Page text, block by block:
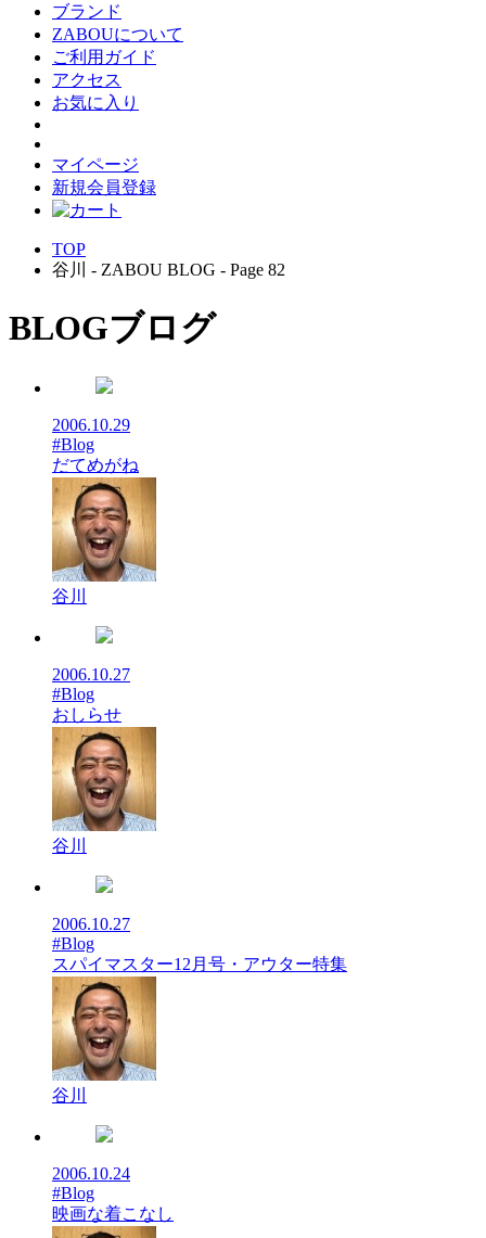
ブランド
ZABOUについて
ご利用ガイド
アクセス
お気に入り
マイページ
新規会員登録
TOP
谷川 - ZABOU BLOG - Page 82
BLOGブログ
2006.10.29
#Blog
だてめがね
谷川
2006.10.27
#Blog
おしらせ
谷川
2006.10.27
#Blog
スパイマスター12月号・アウター特集
谷川
2006.10.24
#Blog
映画な着こなし